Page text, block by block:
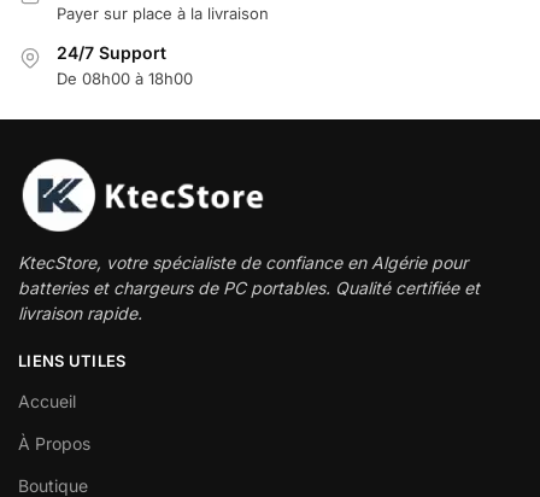
Payer sur place à la livraison
24/7 Support
De 08h00 à 18h00
KtecStore, votre spécialiste de confiance en Algérie pour
batteries et chargeurs de PC portables. Qualité certifiée et
livraison rapide.
LIENS UTILES
Accueil
À Propos
Boutique